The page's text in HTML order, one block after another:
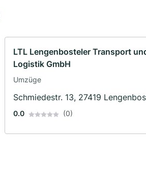
LTL Lengenbosteler Transport
Logistik GmbH
Umzüge
Schmiedestr. 13, 27419
0.0 (0)